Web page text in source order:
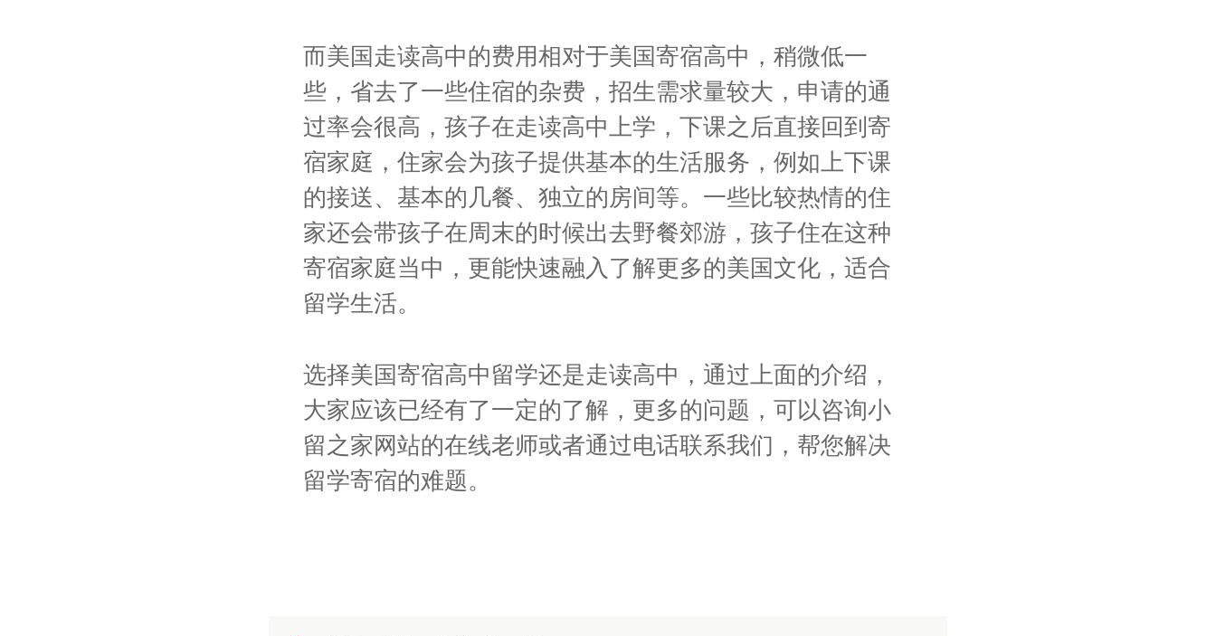
而美国走读高中的费用相对于美国寄宿高中，稍微低一
些，省去了一些住宿的杂费，招生需求量较大，申请的通
过率会很高，孩子在走读高中上学，下课之后直接回到寄
宿家庭，住家会为孩子提供基本的生活服务，例如上下课
的接送、基本的几餐、独立的房间等。一些比较热情的住
家还会带孩子在周末的时候出去野餐郊游，孩子住在这种
寄宿家庭当中，更能快速融入了解更多的美国文化，适合
留学生活。
选择美国寄宿高中留学还是走读高中，通过上面的介绍，
大家应该已经有了一定的了解，更多的问题，可以咨询小
留之家网站的在线老师或者通过电话联系我们，帮您解决
留学寄宿的难题。